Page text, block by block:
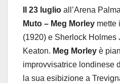
Il 23 luglio all’Arena Palma
Muto – Meg Morley mette
(1920) e Sherlock Holmes
Keaton. Meg Morley è
improvvisatrice londinese
la sua esibizione a